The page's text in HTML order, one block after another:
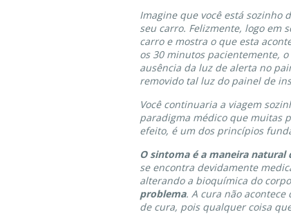
Imagine que você está sozinho
seu carro. Felizmente, logo em
carro e mostra o que esta
os 30 minutos pacientemente,
ausência da luz de alerta no
removido tal luz do painel de
Você continuaria a viagem
paradigma médico que muitas
efeito, é um dos princípios
O sintoma é a maneira
se encontra devidamente
alterando a bioquímica do
problema. A cura não
de cura, pois qualquer coisa